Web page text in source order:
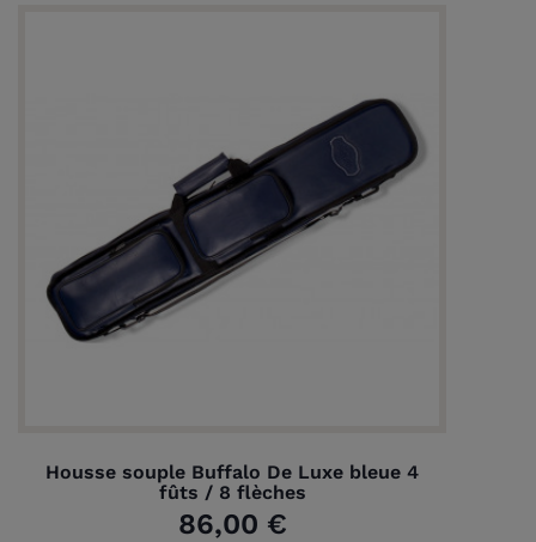
Housse souple Buffalo De Luxe bleue 4
fûts / 8 flèches
86,00 €